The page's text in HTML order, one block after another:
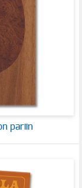
pariin